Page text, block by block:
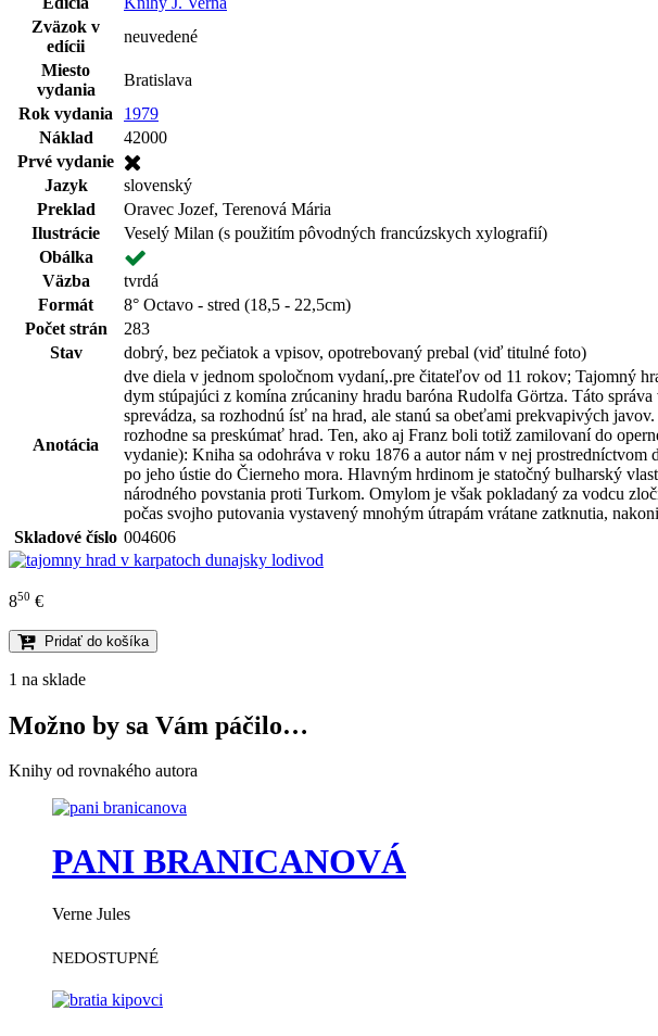
Zväzok v
edícii
neuvedené
Miesto
vydania
Bratislava
Rok vydania
1979
Náklad
42000
Prvé vydanie
Jazyk
slovenský
Preklad
Oravec Jozef, Terenová Mária
Ilustrácie
Veselý Milan (s použitím pôvodných francúzskych xylografií)
Obálka
Väzba
tvrdá
Formát
8° Octavo - stred (18,5 - 22,5cm)
Počet strán
283
Stav
dobrý, bez pečiatok a vpisov, opotrebovaný prebal (viď titulné foto)
Anotácia
dve diela v jednom spoločnom vydaní,.pre čitateľov od 11 rokov; Tajomný
dym stúpajúci z komína zrúcaniny hradu baróna Rudolfa Görtza. Táto
sprevádza, sa rozhodnú ísť na hrad, ale stanú sa obeťami prekvapivých
rozhodne sa preskúmať hrad. Ten, ako aj Franz boli totiž zamilovaní do
vydanie): Kniha sa odohráva v roku 1876 a autor nám v nej
po jeho ústie do Čierneho mora. Hlavným hrdinom je statočný bulharský
národného povstania proti Turkom. Omylom je však pokladaný za vodcu
počas svojho putovania vystavený mnohým útrapám vrátane zatknutia,
Skladové číslo 004606
850 €
Pridať do košíka
1 na sklade
Možno by sa Vám páčilo…
Knihy od rovnakého autora
PANI BRANICANOVÁ
Verne Jules
NEDOSTUPNÉ